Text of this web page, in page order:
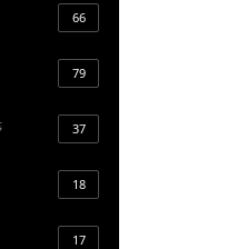
66
79
37
18
17